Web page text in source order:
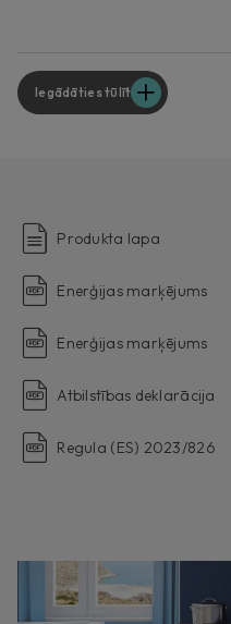
Iegādāties tūlīt
Produkta lapa
Enerģijas marķējums
Enerģijas marķējums
Atbilstības deklarācija
Regula (ES) 2023/826